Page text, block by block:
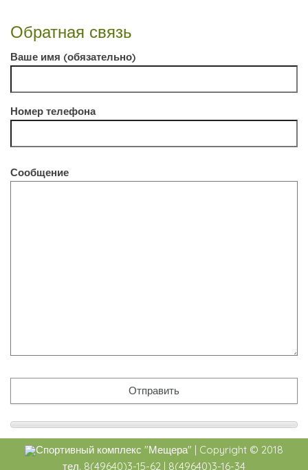
Обратная связь
Ваше имя (обязательно)
Номер телефона
Сообщение
Спортивный комплекс "Мещера" Copyright © 2018
тел. 8(49640)3-15-62 | 8(49640)3-16-34